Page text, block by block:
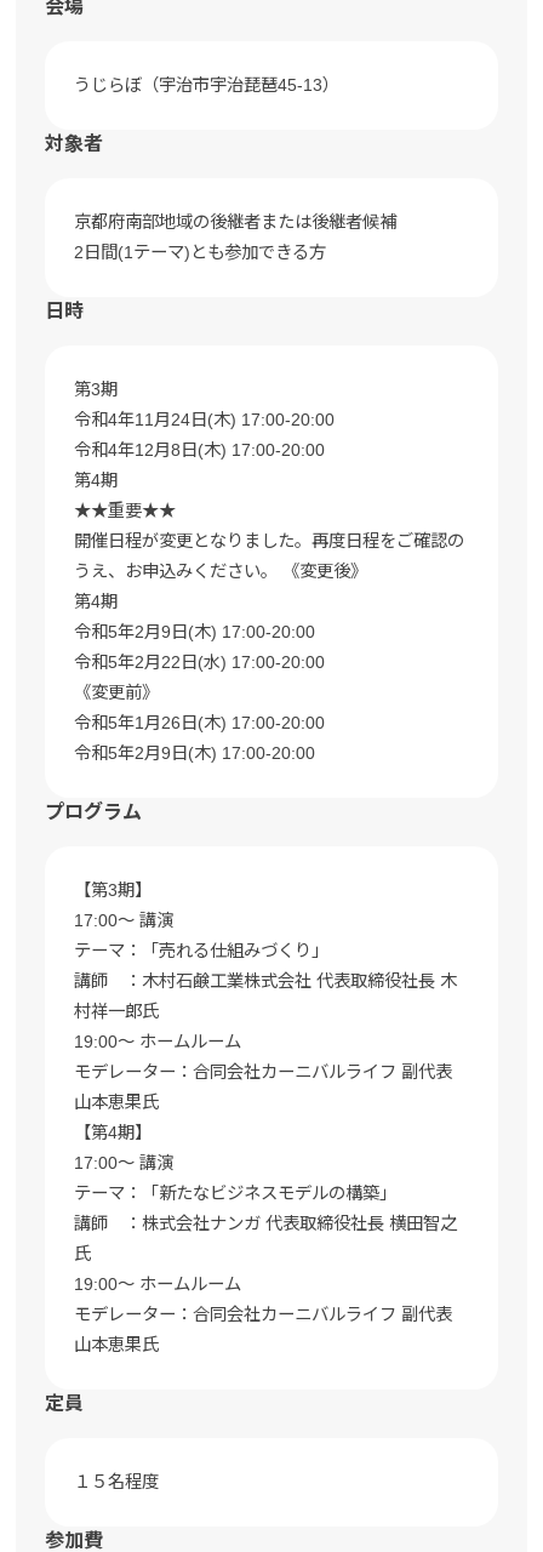
会場
うじらぼ（宇治市宇治琵琶45-13）
対象者
京都府南部地域の後継者または後継者候補
2日間(1テーマ)とも参加できる方
日時
第3期
令和4年11月24日(木) 17:00-20:00
令和4年12月8日(木) 17:00-20:00
第4期
★★重要★★
開催日程が変更となりました。再度日程をご確認の
うえ、お申込みください。 《変更後》
第4期
令和5年2月9日(木) 17:00-20:00
令和5年2月22日(水) 17:00-20:00
《変更前》
令和5年1月26日(木) 17:00-20:00
令和5年2月9日(木) 17:00-20:00
プログラム
【第3期】
17:00〜 講演
テーマ：「売れる仕組みづくり」
講師 ：木村石鹸工業株式会社 代表取締役社長 木
村祥一郎氏
19:00〜 ホームルーム
モデレーター：合同会社カーニバルライフ 副代表
山本恵果氏
【第4期】
17:00〜 講演
テーマ：「新たなビジネスモデルの構築」
講師 ：株式会社ナンガ 代表取締役社長 横田智之
氏
19:00〜 ホームルーム
モデレーター：合同会社カーニバルライフ 副代表
山本恵果氏
定員
１５名程度
参加費